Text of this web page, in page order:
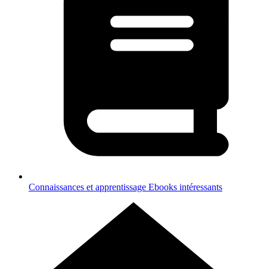
Connaissances et apprentissage Ebooks intéressants